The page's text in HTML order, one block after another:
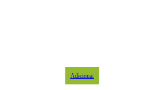
Adicionar